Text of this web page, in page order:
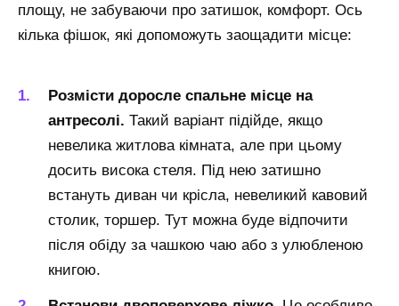
площу, не забуваючи про затишок, комфорт. Ось
кілька фішок, які допоможуть заощадити місце:
Розмісти доросле спальне місце на
антресолі. Такий варіант підійде, якщо
невелика житлова кімната, але при цьому
досить висока стеля. Під нею затишно
встануть диван чи крісла, невеликий кавовий
столик, торшер. Тут можна буде відпочити
після обіду за чашкою чаю або з улюбленою
книгою.